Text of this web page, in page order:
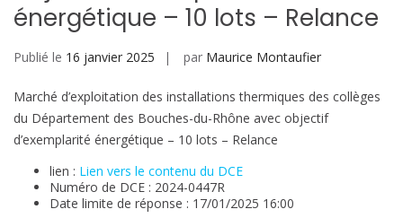
énergétique – 10 lots – Relance
Publié le 16 janvier 2025 par Maurice Montaufier
Marché d’exploitation des installations thermiques des collèges
du Département des Bouches-du-Rhône avec objectif
d’exemplarité énergétique – 10 lots – Relance
lien : Lien vers le contenu du DCE
Numéro de DCE : 2024-0447R
Date limite de réponse : 17/01/2025 16:00